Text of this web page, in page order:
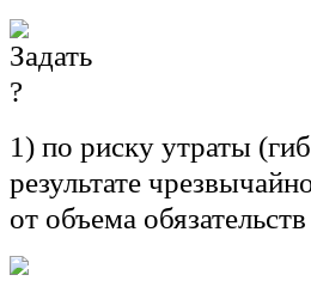
1) по риску утраты
результате
от объема